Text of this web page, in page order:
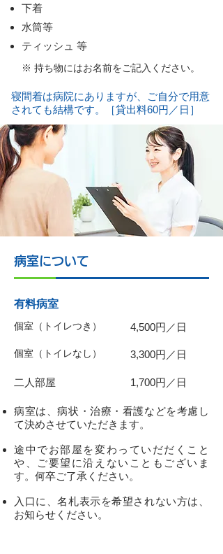
下着
​水筒等
ティッシュ 等
※ 持ち物にはお名前をご記入ください。
寝間着は病院にありますが、ご自分で用意
されても結構です。［貸出料60円／日］
病室について
有料病室
個室（トイレつき）
個室（トイレなし）
二人部屋
4,500円／日
3,300円／日
1,700円／日
病室は、病状・治療・看護などを考慮し
て決めさせていただきます。
途中でお部屋を変わっていだだくこと
や、ご要望に沿えないこともございま
す。何卒ご了承ください。
入口に、名札表示を希望されない方は、
お知らせください。